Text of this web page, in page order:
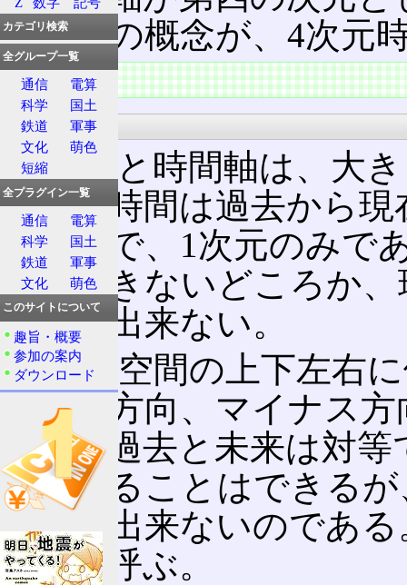
る。この概念が、4次元
特徴
性質
空間軸と時間軸は、大
だが、時間は過去から
道なので、1次元のみで
き来できないどころか
とさえ出来ない。
また、空間の上下左右
プラス方向、マイナス
間は、過去と未来は対
を与えることはできる
ことは出来ないのであ
矢」と呼ぶ。
カテゴリ検索
全グループ一覧
通信
電算
科学
国土
鉄道
軍事
文化
萌色
短縮
全プラグイン一覧
通信
電算
科学
国土
鉄道
軍事
文化
萌色
このサイトについて
趣旨・概要
参加の案内
ダウンロード